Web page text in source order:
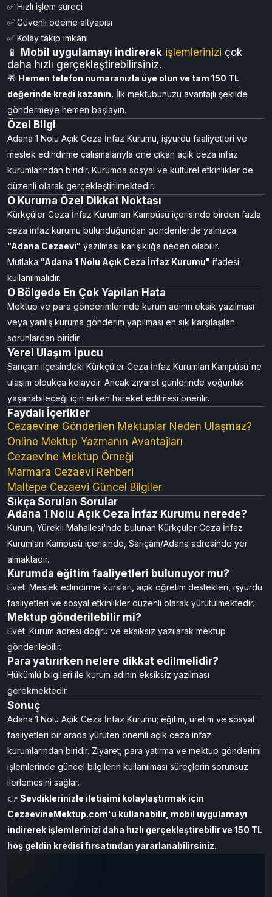
✅ Hızlı işlem süreci
✅ Güvenli ödeme altyapısı
✅ Kolay takip imkânı
📱 Mobil uygulamayı indirerek işlemlerinizi çok
daha hızlı gerçekleştirebilirsiniz.
🎁 Hemen telefon numaranızla üye olun ve tam 150 TL
değerinde kredi kazanın. İlk mektubunuzu avantajlı şekilde
göndermeye hemen başlayın.
Özel Bilgi
Adana 1 Nolu Açık Ceza İnfaz Kurumu, işyurdu faaliyetleri ve
meslek edindirme çalışmalarıyla öne çıkan açık ceza infaz
kurumlarından biridir. Kurumda sosyal ve kültürel etkinlikler de
düzenli olarak gerçekleştirilmektedir.
O Kuruma Özel Dikkat Noktası
Kürkçüler Ceza İnfaz Kurumları Kampüsü içerisinde birden fazla
ceza infaz kurumu bulunduğundan gönderilerde yalnızca
"Adana Cezaevi" yazılması karışıklığa neden olabilir.
Mutlaka "Adana 1 Nolu Açık Ceza İnfaz Kurumu" ifadesi
kullanılmalıdır.
O Bölgede En Çok Yapılan Hata
Mektup ve para gönderimlerinde kurum adının eksik yazılması
veya yanlış kuruma gönderim yapılması en sık karşılaşılan
sorunlardan biridir.
Yerel Ulaşım İpucu
Sarıçam ilçesindeki Kürkçüler Ceza İnfaz Kurumları Kampüsü'ne
ulaşım oldukça kolaydır. Ancak ziyaret günlerinde yoğunluk
yaşanabileceği için erken hareket edilmesi önerilir.
Faydalı İçerikler
Cezaevine Gönderilen Mektuplar Neden Ulaşmaz?
Online Mektup Yazmanın Avantajları
Cezaevine Mektup Örneği
Marmara Cezaevi Rehberi
Maltepe Cezaevi Güncel Bilgiler
Sıkça Sorulan Sorular
Adana 1 Nolu Açık Ceza İnfaz Kurumu nerede?
Kurum, Yürekli Mahallesi'nde bulunan Kürkçüler Ceza İnfaz
Kurumları Kampüsü içerisinde, Sarıçam/Adana adresinde yer
almaktadır.
Kurumda eğitim faaliyetleri bulunuyor mu?
Evet. Meslek edindirme kursları, açık öğretim destekleri, işyurdu
faaliyetleri ve sosyal etkinlikler düzenli olarak yürütülmektedir.
Mektup gönderilebilir mi?
Evet. Kurum adresi doğru ve eksiksiz yazılarak mektup
gönderilebilir.
Para yatırırken nelere dikkat edilmelidir?
Hükümlü bilgileri ile kurum adının eksiksiz yazılması
gerekmektedir.
Sonuç
Adana 1 Nolu Açık Ceza İnfaz Kurumu; eğitim, üretim ve sosyal
faaliyetleri bir arada yürüten önemli açık ceza infaz
kurumlarından biridir. Ziyaret, para yatırma ve mektup gönderimi
işlemlerinde güncel bilgilerin kullanılması süreçlerin sorunsuz
ilerlemesini sağlar.
👉 Sevdiklerinizle iletişimi kolaylaştırmak için
CezaevineMektup.com'u kullanabilir, mobil uygulamayı
indirerek işlemlerinizi daha hızlı gerçekleştirebilir ve 150 TL
hoş geldin kredisi fırsatından yararlanabilirsiniz.